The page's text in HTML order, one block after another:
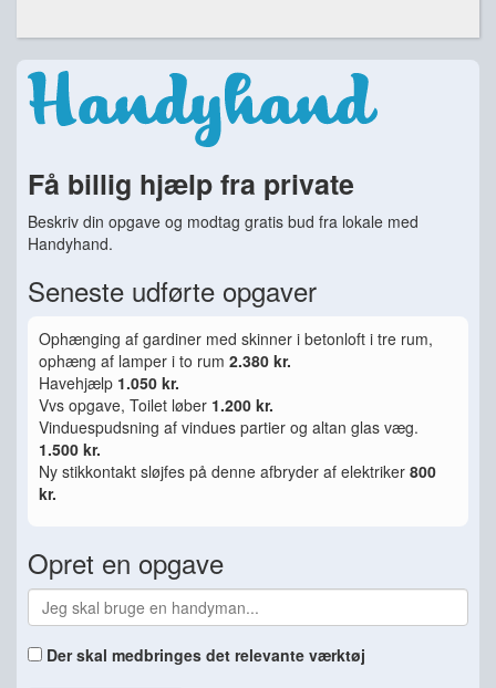
Få billig hjælp fra private
Beskriv din opgave og modtag gratis bud fra lokale med
Handyhand.
Seneste udførte opgaver
Ophænging af gardiner med skinner i betonloft i tre rum,
ophæng af lamper i to rum 2.380 kr.
Havehjælp 1.050 kr.
Vvs opgave, Toilet løber 1.200 kr.
Vinduespudsning af vindues partier og altan glas væg.
1.500 kr.
Ny stikkontakt sløjfes på denne afbryder af elektriker 800
kr.
Opret en opgave
Der skal medbringes det relevante værktøj